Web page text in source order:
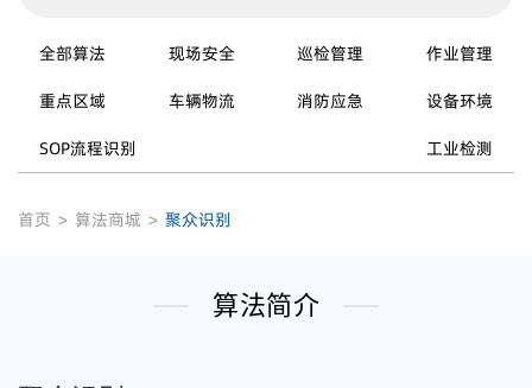
全部算法 现场安全 巡检管理
作业管理
重点区域
车辆物流 消防应急
设备环境
SOP流程识别
工业检测
首页 > 算法商城 > 聚众识别
算法简介